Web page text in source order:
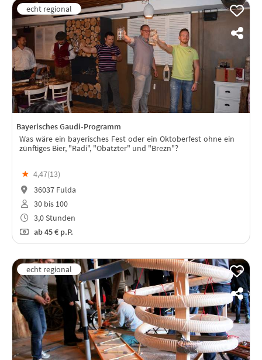
Bayerisches Gaudi-Programm
Was wäre ein bayerisches Fest oder ein Oktoberfest ohne ein
zünftiges Bier, "Radi", "Obatzter" und "Brezn"?
★ 4,47(13)
36037 Fulda
30 bis 100
3,0 Stunden
ab45 € p.P.